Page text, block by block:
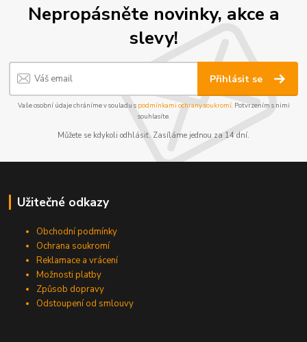
Nepropásněte novinky, akce a
slevy!
Přihlásit se
Vaše osobní údaje chráníme v souladu s podmínkami ochrany soukromí. Potvrzením s nimi
souhlasíte.
Můžete se kdykoli odhlásit. Zasíláme jednou za 14 dní.
Užitečné odkazy
Obchodní podmínky
Ochrana soukromí
Reklamace a vrácení
Možnosti platby
Způsob dopravy
Odstoupení od smlouvy